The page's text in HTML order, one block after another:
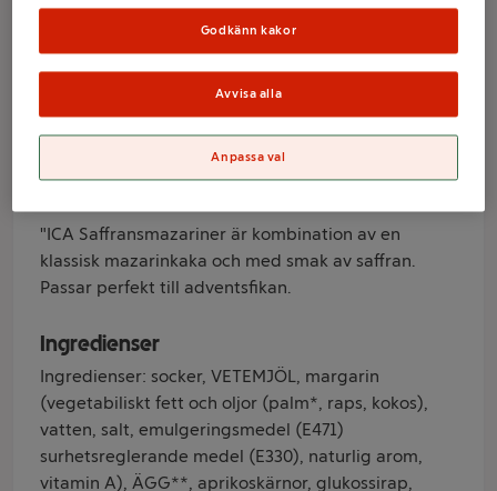
220g ICA
Varumärke
"ICA Saffransmazariner är kombination av en
klassisk mazarinkaka och med smak av saffran.
Passar perfekt till adventsfikan.
Ingredienser
Ingredienser: socker, VETEMJÖL, margarin
(vegetabiliskt fett och oljor (palm*, raps, kokos),
vatten, salt, emulgeringsmedel (E471)
surhetsreglerande medel (E330), naturlig arom,
vitamin A), ÄGG**, aprikoskärnor, glukossirap,
Godkänn kakor
Avvisa alla
Anpassa val